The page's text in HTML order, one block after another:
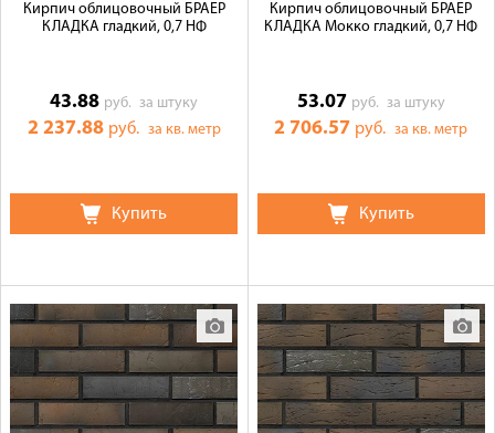
Кирпич облицовочный БРАЕР
КЛАДКА гладкий, 0,7 НФ
43.88 руб.за штуку
2 237.88 руб. за кв. метр
Купить
Кирпич облицовочный БРАЕР
КЛАДКА Мокко гладкий, 0,7 НФ
53.07 руб. за штуку
2 706.57 руб.за кв. метр
Купить